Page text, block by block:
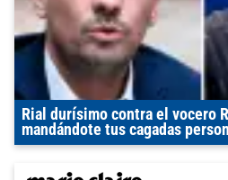
Rial durísimo contra el vocero
mandándote tus cagadas